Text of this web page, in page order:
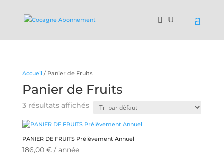
Accueil / Panier de Fruits
Panier de Fruits
3 résultats affichés
PANIER DE FRUITS Prélèvement Annuel
186,00 € / année